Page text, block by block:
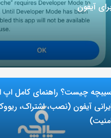
آیفون
چیست؟ راهنمای کامل اپ
آیفون (نصب، اشتراک،